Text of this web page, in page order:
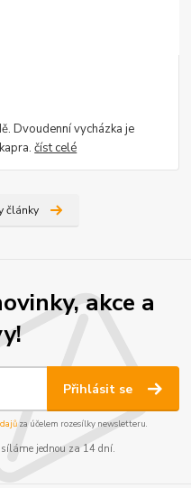
Dvoudenní vycházka je
číst celé
články
akce a
Přihlásit se
za účelem rozesílky newsletteru.
jednou za 14 dní.